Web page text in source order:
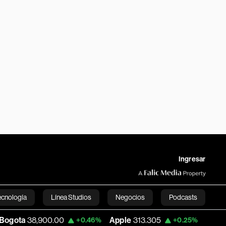
Ingresar
Línea Studios Negocios Podcasts
English+0.46% Apple 313.305 +0.25% USD COP